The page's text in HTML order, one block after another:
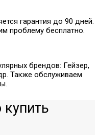
гарантия до 90 дней.
проблему бесплатно.
брендов: Гейзер,
Также обслуживаем